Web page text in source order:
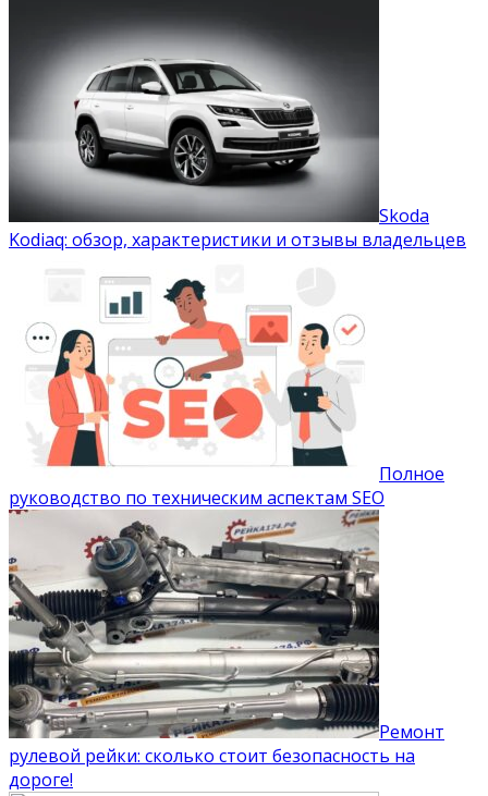
Skoda
Kodiaq: обзор, характеристики и отзывы владельцев
Полное
руководство по техническим аспектам SEO
Ремонт
рулевой рейки: сколько стоит безопасность на
дороге!